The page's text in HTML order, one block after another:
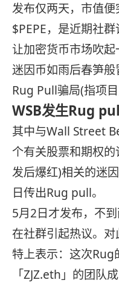
发布仅两天，市值
$PEPE，是近期社
让加密货币市场吹
迷因币如雨后春笋
Rug Pull骗局(指项目
WSB发生Rug
其中与Wall Street
个有关股票和期权
发后爆红)相关的迷
日传出Rug pull。
5月2日才发布，不
在社群引起热议。
特上表示：这次Rug
「ZJZ.eth」的团队